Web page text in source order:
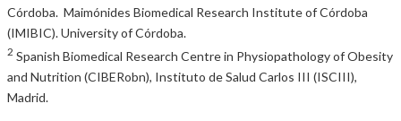
Córdoba. Maimónides Biomedical Research Institute of Córdoba
(IMIBIC). University of Córdoba.
2 Spanish Biomedical Research Centre in Physiopathology of Obesity
and Nutrition (CIBERobn), Instituto de Salud Carlos III (ISCIII),
Madrid.